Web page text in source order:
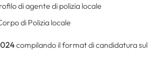
di agente di polizia locale
di Polizia locale
compilando il format di candidatura sul